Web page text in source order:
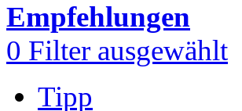
Empfehlungen
0 Filter ausgewählt
Tipp